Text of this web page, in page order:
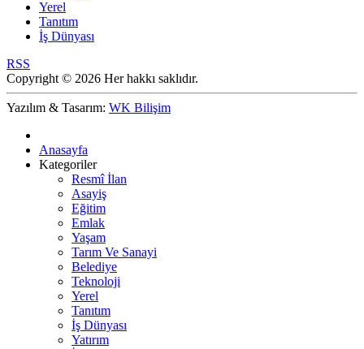
Yerel
Tanıtım
İş Dünyası
RSS
Copyright © 2026 Her hakkı saklıdır.
Yazılım & Tasarım: WK Bilişim
Anasayfa
Kategoriler
Resmî İlan
Asayiş
Eğitim
Emlak
Yaşam
Tarım Ve Sanayi
Belediye
Teknoloji
Yerel
Tanıtım
İş Dünyası
Yatırım